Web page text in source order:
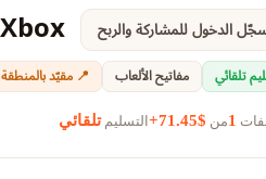
الدخول للمشاركة والربح
تلقائي مفاتيح الألعاب 📍 مقيّد
1من $71.45+ التسليمتلقائي